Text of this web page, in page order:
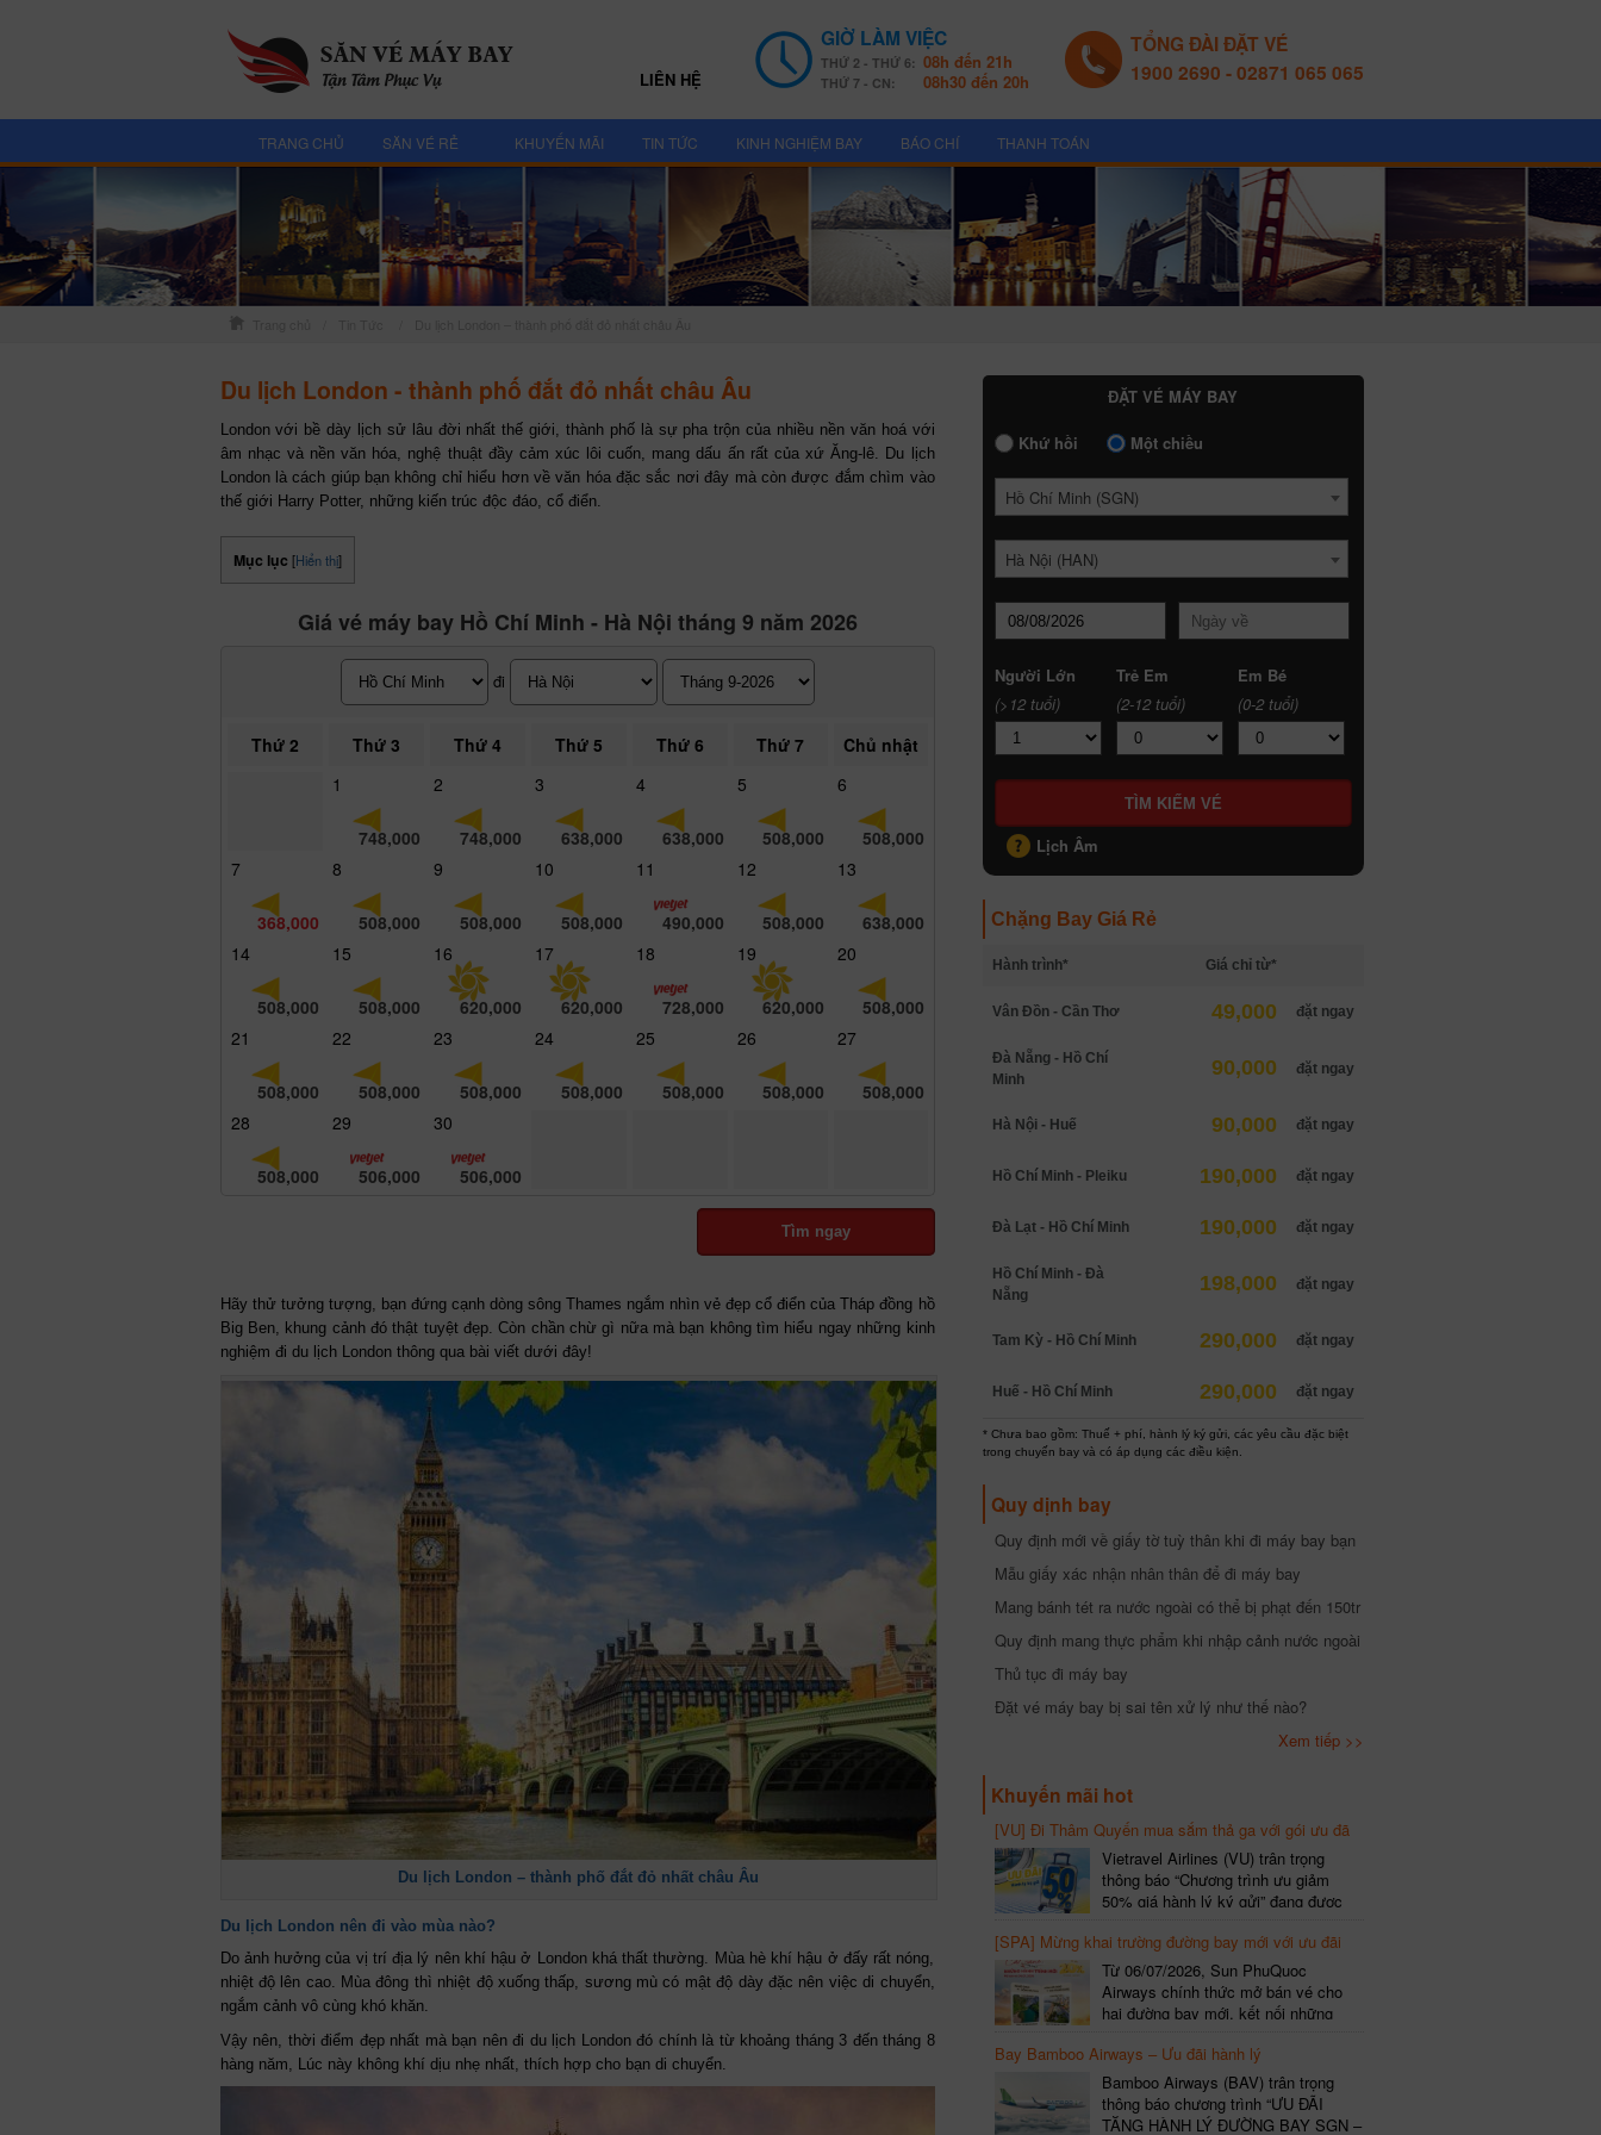
LIÊN HỆ
GIỜ LÀM VIỆC
THỨ 2 - THỨ 6: 08h đến 21h
THỨ 7 - CN: 08h30 đến 20h
TỔNG ĐÀI ĐẶT VÉ
1900 2690 - 02871 065 065
TRANG CHỦ SĂN VÉ RẺ KHUYẾN MÃI TIN TỨC KINH NGHIỆM BAY BÁO CHÍ THANH TOÁN
Du lịch London - thành phố đắt đỏ nhất châu Âu
London với bề dày lịch sử lâu đời nhất thế giới, thành phố là sự pha trộn của nhiều nền văn hoá với
âm nhạc và nền văn hóa, nghệ thuật đầy cảm xúc lôi cuốn, mang dấu ấn rất của xứ Ăng-lê. Du lịch
London là cách giúp bạn không chỉ hiểu hơn về văn hóa đặc sắc nơi đây mà còn được đắm chìm vào
thế giới Harry Potter, những kiến trúc độc đáo, cổ điển.
Mục lục [Hiển thị]
Giá vé máy bay Hồ Chí Minh - Hà Nội tháng 9 năm 2026
đi
Thứ 2 Thứ 3 Thứ 4 Thứ 5 Thứ 6 Thứ 7
Chủ nhật
1
748,000
2
748,000
3
638,000
4
638,000
5
508,000
6
508,000
7
368,000
8
508,000
9
508,000
10
508,000
11
490,000
12
508,000
13
638,000
14
508,000
15
508,000
16
620,000
17
620,000
18
728,000
19
620,000
20
508,000
21
508,000
22
508,000
23
508,000
24
508,000
25
508,000
26
508,000
27
508,000
28
508,000
29
506,000
30
506,000
Tìm ngay
Hãy thử tưởng tượng, bạn đứng cạnh dòng sông Thames ngắm nhìn vẻ đẹp cổ điển của Tháp đồng hồ
Big Ben, khung cảnh đó thật tuyệt đẹp. Còn chần chừ gì nữa mà bạn không tìm hiểu ngay những kinh
nghiệm đi du lịch London thông qua bài viết dưới đây!
Du lịch London – thành phố đắt đỏ nhất châu Âu
Du lịch London nên đi vào mùa nào?
Do ảnh hưởng của vị trí địa lý nên khí hậu ở London khá thất thường. Mùa hè khí hậu ở đấy rất nóng,
nhiệt độ lên cao. Mùa đông thì nhiệt độ xuống thấp, sương mù có mật độ dày đặc nên việc di chuyển,
ngắm cảnh vô cùng khó khăn.
Vậy nên, thời điểm đẹp nhất mà bạn nên đi du lịch London đó chính là từ khoảng tháng 3 đến tháng 8
hàng năm, Lúc này không khí dịu nhẹ nhất, thích hợp cho bạn di chuyển.
ĐẶT VÉ MÁY BAY
Khứ hồi Một chiều
Hồ Chí Minh (SGN)
Hà Nội (HAN)
Người Lớn
(>12 tuổi)
Trẻ Em
(2-12 tuổi)
Em Bé
(0-2 tuổi)
Lịch Âm
Chặng Bay Giá Rẻ
Hành trình* Giá chỉ từ*
Vân Đồn - Cần Thơ 49,000 đặt ngay
Đà Nẵng - Hồ Chí
Minh
90,000 đặt ngay
Hà Nội - Huế 90,000 đặt ngay
Hồ Chí Minh - Pleiku 190,000 đặt ngay
Đà Lạt - Hồ Chí Minh 190,000 đặt ngay
Hồ Chí Minh - Đà
Nẵng
198,000 đặt ngay
Tam Kỳ - Hồ Chí Minh 290,000 đặt ngay
Huế - Hồ Chí Minh 290,000 đặt ngay
* Chưa bao gồm: Thuế + phí, hành lý ký gửi, các yêu cầu đặc biệt
trong chuyến bay và có áp dụng các điều kiện.
Quy dịnh bay
Quy định mới về giấy tờ tuỳ thân khi đi máy bay bạn
cần biết
Mẫu giấy xác nhận nhân thân để đi máy bay
Mang bánh tét ra nước ngoài có thể bị phạt đến 150tr
Quy định mang thực phẩm khi nhập cảnh nước ngoài
Thủ tục đi máy bay
Đặt vé máy bay bị sai tên xử lý như thế nào?
Xem tiếp >>
Khuyến mãi hot
[VU] Đi Thâm Quyến mua sắm thả ga với gói ưu đã
giảm 50% phí gói cướcVietravel Airlines (VU) trân trọng
thông báo “Chương trình ưu giảm
50% giá hành lý ký gửi” đang được
kết nối từ TP. Hồ Chí Minh
(SGN) đi Thâm Quyến – Trung Quốc
(SZX), chi tiết như sau: LỊCH BAY
CHI TIẾT Đường bay SHCB Giờ khởi
[SPA] Mừng khai trường đường bay mới với ưu đãi
20%
Từ 06/07/2026, Sun PhuQuoc
Airways chính thức mở bán vé cho
hai đường bay mới, kết nối những
khách khám phá vẻ đẹp thiên nhiên
và văn hóa của miền Trung Việt Nam.
Thông tin đường bay mới Đường bay
SHCB Giờ bay Tần suất Thời gian
Bay Bamboo Airways – Ưu đãi hành lý
Bamboo Airways (BAV) trân trọng
thông báo chương trình “ƯU ĐÃI
TẶNG HÀNH LÝ ĐƯỜNG BAY SGN –